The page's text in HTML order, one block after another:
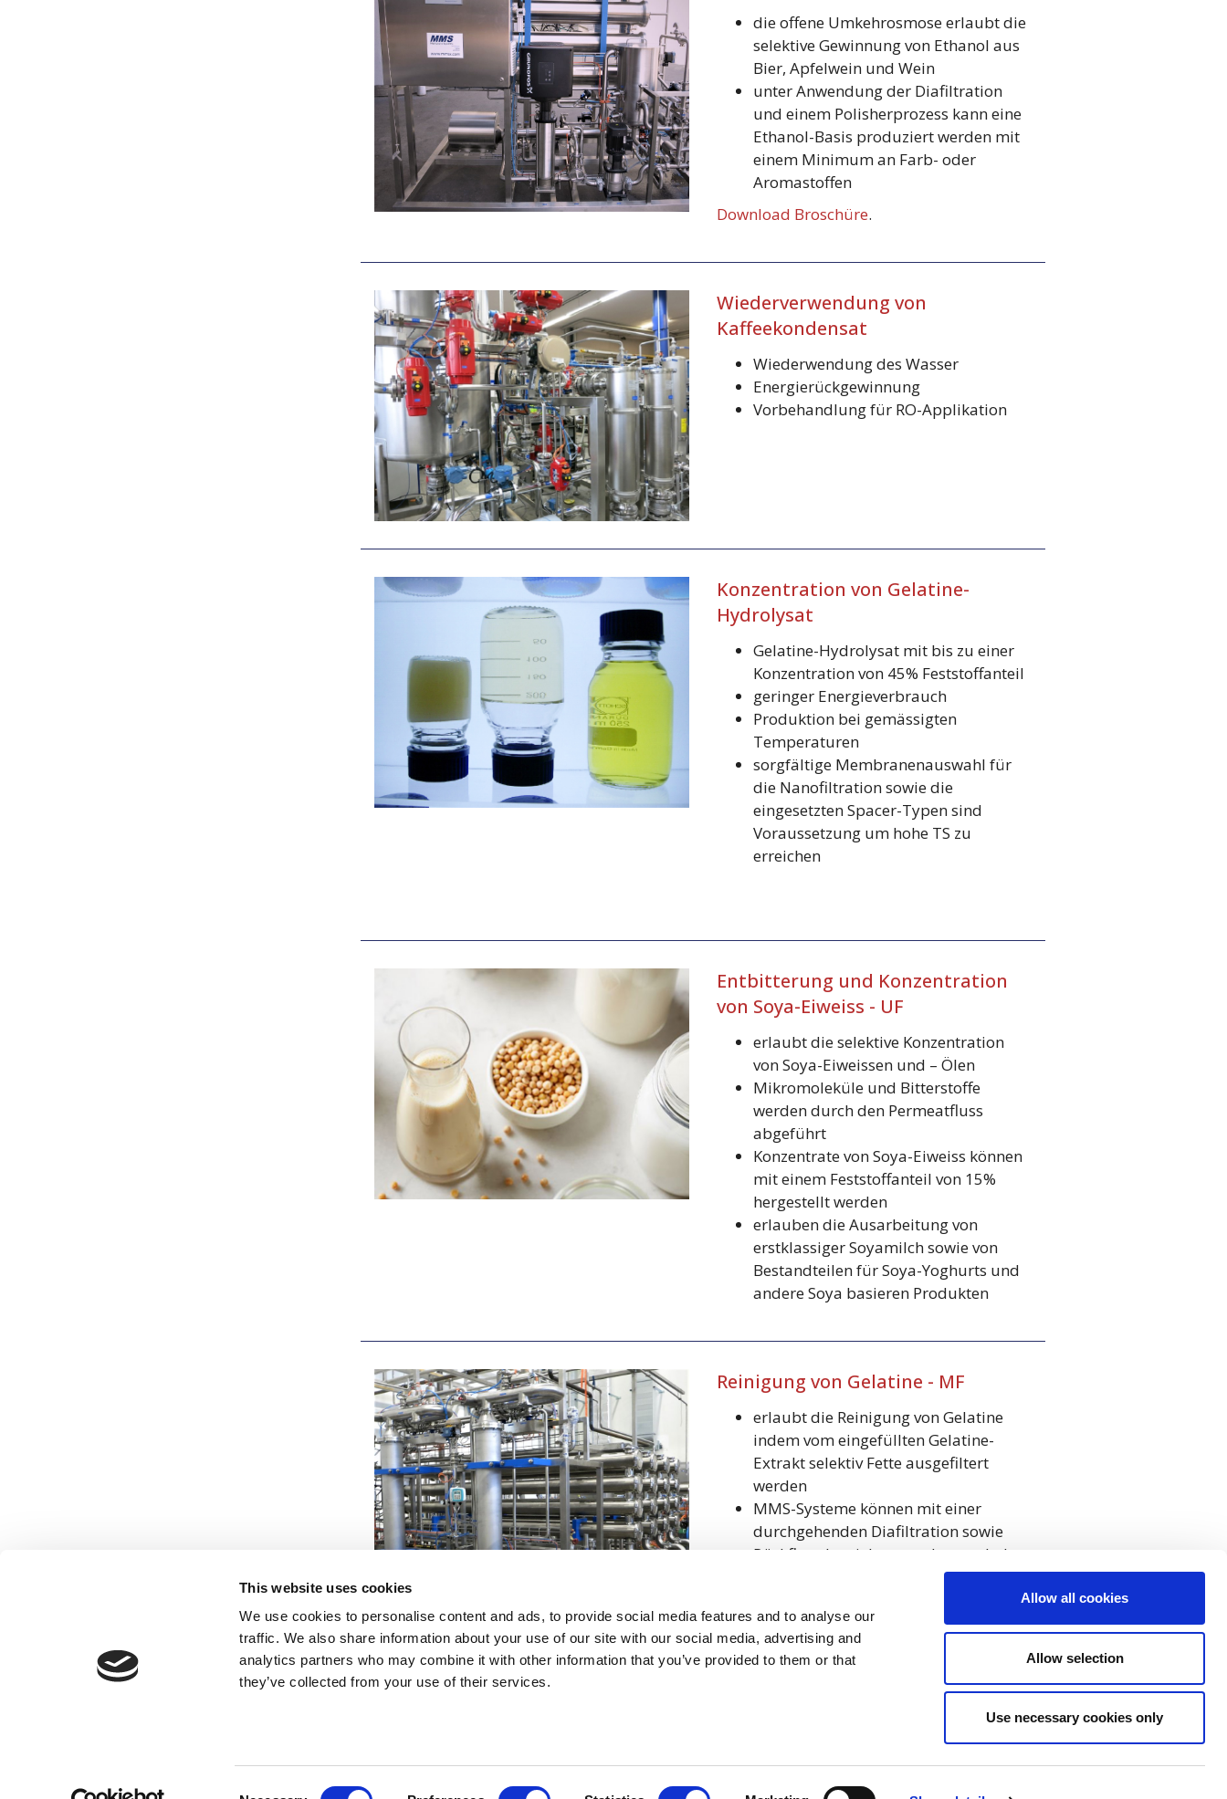
This website uses cookies
We use cookies to personalise content and ads, to provide social media features and to analyse our
traffic. We also share information about your use of our site with our social media, advertising and
analytics partners who may combine it with other information that you’ve provided to them or that
they’ve collected from your use of their services.
Allow all cookies
Allow selection
Use necessary cookies only
die offene Umkehrosmose erlaubt die
selektive Gewinnung von Ethanol aus
Bier, Apfelwein und Wein
unter Anwendung der Diafiltration
und einem Polisherprozess kann eine
Ethanol-Basis produziert werden mit
einem Minimum an Farb- oder
Aromastoffen
Download Broschüre.
Wiederverwendung von
Kaffeekondensat
Wiederwendung des Wasser
Energierückgewinnung
Vorbehandlung für RO-Applikation
Konzentration von Gelatine-
Hydrolysat
Gelatine-Hydrolysat mit bis zu einer
Konzentration von 45% Feststoffanteil
geringer Energieverbrauch
Produktion bei gemässigten
Temperaturen
sorgfältige Membranenauswahl für
die Nanofiltration sowie die
eingesetzten Spacer-Typen sind
Voraussetzung um hohe TS zu
erreichen
Entbitterung und Konzentration
von Soya-Eiweiss - UF
erlaubt die selektive Konzentration
von Soya-Eiweissen und – Ölen
Mikromoleküle und Bitterstoffe
werden durch den Permeatfluss
abgeführt
Konzentrate von Soya-Eiweiss können
mit einem Feststoffanteil von 15%
hergestellt werden
erlauben die Ausarbeitung von
erstklassiger Soyamilch sowie von
Bestandteilen für Soya-Yoghurts und
andere Soya basieren Produkten
Reinigung von Gelatine - MF
erlaubt die Reinigung von Gelatine
indem vom eingefüllten Gelatine-
Extrakt selektiv Fette ausgefiltert
werden
MMS-Systeme können mit einer
durchgehenden Diafiltration sowie
Rückfluss betrieben werden um hohe
Erträge und minimale Verschmutzung
MMS AG, Im Grossherweg 11, 8902 Urdorf MMS Nordic, Ørstedsvej 14A, 8600 Silkeborg, Denmark